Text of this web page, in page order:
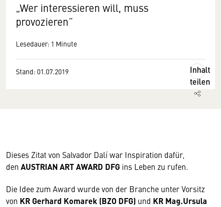
„Wer interessieren will, muss
provozieren“
Lesedauer: 1 Minute
Stand: 01.07.2019
Inhalt
teilen
Dieses Zitat von Salvador Dalí war Inspiration dafür,
den AUSTRIAN ART AWARD DFG ins Leben zu rufen.
Die Idee zum Award wurde von der Branche unter Vorsitz
von KR Gerhard Komarek (BZO DFG) und KR Mag.Ursula